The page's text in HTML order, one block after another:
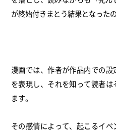
が終始付きまとう結果となったの
漫画では、作者が作品内での
を表現し、 それを知って読者
ます。
その感情によって、 起こるイベ